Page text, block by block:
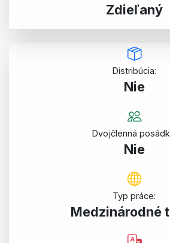
Zdieľaný
Distribúcia:
Nie
Dvojčlenná
Nie
Typ práce:
Medzinárodné